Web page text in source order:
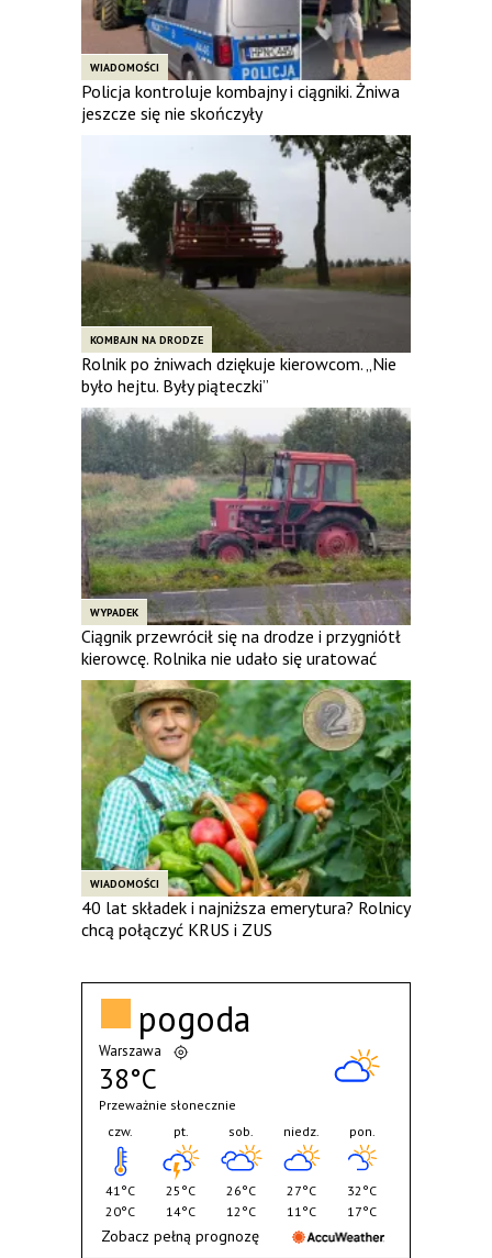
WIADOMOŚCI
Policja kontroluje kombajny i ciągniki. Żniwa
jeszcze się nie skończyły
KOMBAJN NA DRODZE
Rolnik po żniwach dziękuje kierowcom. „Nie
było hejtu. Były piąteczki”
WYPADEK
Ciągnik przewrócił się na drodze i przygniótł
kierowcę. Rolnika nie udało się uratować
WIADOMOŚCI
40 lat składek i najniższa emerytura? Rolnicy
chcą połączyć KRUS i ZUS
pogoda
Warszawa
38°C
Przeważnie słonecznie
czw.
41°C
20°C
pt.
25°C
14°C
sob.
26°C
12°C
niedz.
27°C
11°C
pon.
32°C
17°C
Zobacz pełną prognozę